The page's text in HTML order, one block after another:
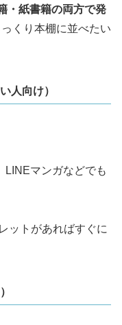
・紙書籍の両方で発
くり本棚に並べたい
人向け）
LINEマンガなどでも
ットがあればすぐに